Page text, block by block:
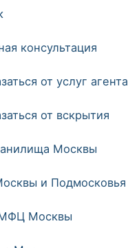
консультация
от услуг агента
от вскрытия
Москвы
и Подмосковья
Москвы